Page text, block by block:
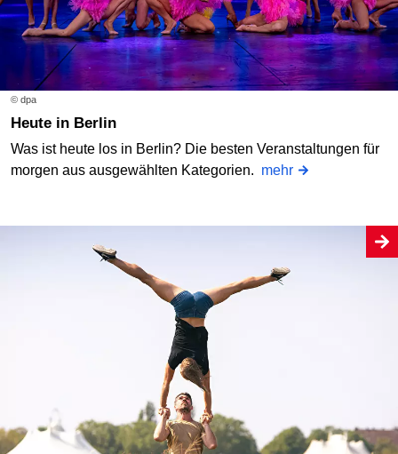
© dpa
Heute in Berlin
Was ist heute los in Berlin? Die besten Veranstaltungen für
morgen aus ausgewählten Kategorien. mehr